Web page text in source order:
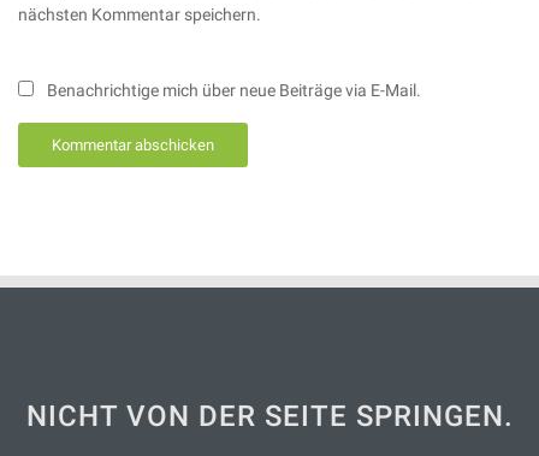
nächsten Kommentar speichern.
Benachrichtige mich über neue Beiträge via E-Mail.
NICHT VON DER SEITE SPRINGEN.